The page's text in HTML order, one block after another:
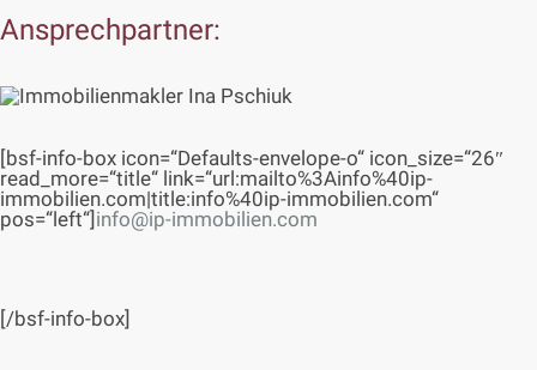
Ansprechpartner:
[bsf-info-box icon=“Defaults-envelope-o“ icon_size=“26″
read_more=“title“ link=“url:mailto%3Ainfo%40ip-
immobilien.com|title:info%40ip-immobilien.com“
pos=“left“] info@ip-immobilien.com
[/bsf-info-box]